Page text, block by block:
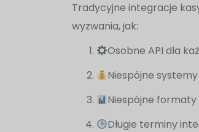
Tradycyjne integracje
wyzwania, jak:
Osobne API dla
Niespójne
Niespójne
Długie terminy